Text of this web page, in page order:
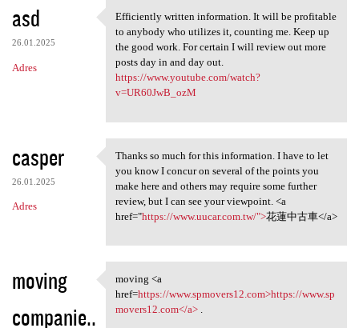
asd
26.01.2025
Adres
Efficiently written
Efficiently written information. It will be profitable
to anybody who utilizes it, counting me. Keep up
the good work. For certain I will review out more
posts day in and day out.
https://www.youtube.com/watch?
v=UR60JwB_ozM
casper
26.01.2025
Adres
Thanks so much for this
Thanks so much for this information. I have to let
you know I concur on several of the points you
make here and others may require some further
review, but I can see your viewpoint. <a
href="https://www.uucar.com.tw/">花蓮中古車</a>
moving
companie..
moving <a href=https://www
moving <a
href=https://www.spmovers12.com>https://www.sp
movers12.com</a>.